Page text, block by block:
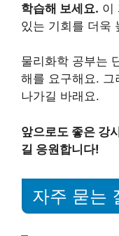
학습해 보세요. 이
있는 기회를 더욱
물리화학 공부는
해를 요구해요. 그
나가길 바래요.
앞으로도 좋은 강
길 응원합니다!
자주 묻는